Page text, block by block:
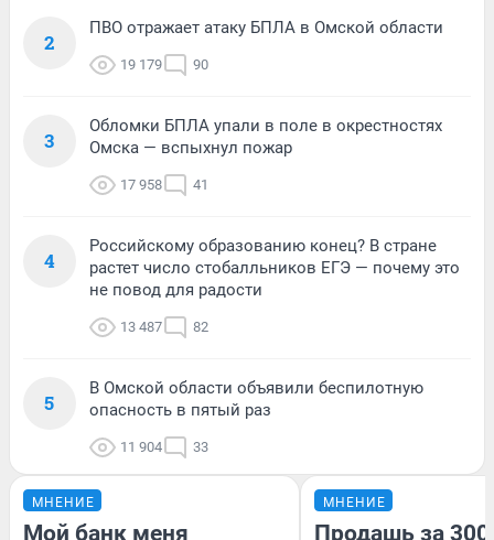
2
ПВО отражает атаку БПЛА в Омской области
19 179 90
3
Обломки БПЛА упали в поле в окрестностях
Омска — вспыхнул пожар
17 958 41
4
Российскому образованию конец? В стране
растет число стобалльников ЕГЭ — почему это
не повод для радости
13 487 82
5
В Омской области объявили беспилотную
опасность в пятый раз
11 904 33
МНЕНИЕ
Мой банк меня
МНЕНИЕ
Продашь за